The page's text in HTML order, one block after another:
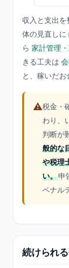
収入と支出
体の見直しに
ら 家計管理
きる工夫は
と、稼いだお
⚠️税金・
わり、
判断が
般的な
や税理
い。申
ペナル
続けられ